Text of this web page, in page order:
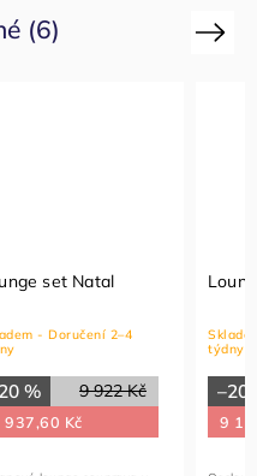
(6)
set Natal
- Doručení 2–4
9 922 Kč
%
937,60 Kč
týdny
–20
9
Next